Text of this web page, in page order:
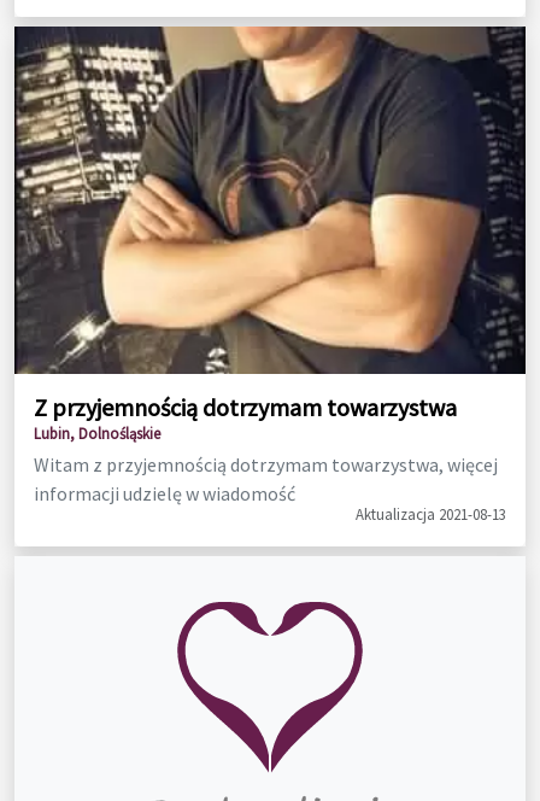
Z przyjemnością dotrzymam towarzystwa
Lubin, Dolnośląskie
Witam z przyjemnością dotrzymam towarzystwa, więcej
informacji udzielę w wiadomość
Aktualizacja 2021-08-13